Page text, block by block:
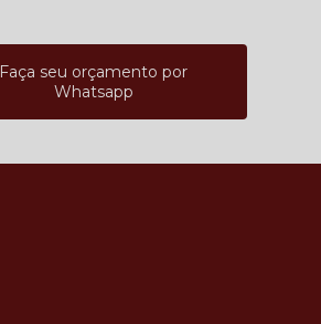
Faça seu orçamento por
Whatsapp